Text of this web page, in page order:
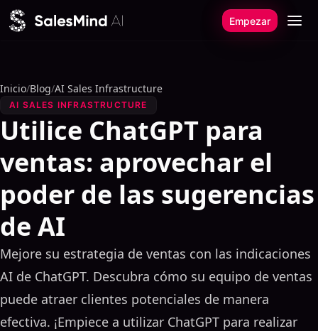
Ir al contenido
Empezar
Inicio/Blog/AI Sales Infrastructure
AI SALES INFRASTRUCTURE
Utilice ChatGPT para
ventas: aprovechar el
poder de las sugerencias
de AI
Mejore su estrategia de ventas con las indicaciones
AI de ChatGPT. Descubra cómo su equipo de ventas
puede atraer clientes potenciales de manera
efectiva. ¡Empiece a utilizar ChatGPT para realizar